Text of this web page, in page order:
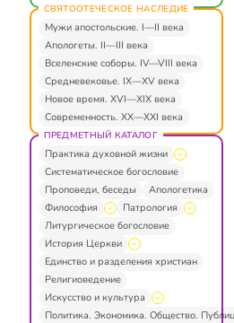
СВЯТООТЕЧЕСКОЕ НАСЛЕДИЕ
Мужи апостольские. I—II века
Апологеты. II—III века
Вселенские соборы. IV—VIII века
Средневековье. IX—XV века
Новое время. XVI—XIX века
Современность. XX—XXI века
ПРЕДМЕТНЫЙ КАТАЛОГ
Практика духовной жизни
Систематическое богословие
Проповеди, беседы
Апологетика
Философия
Патрология
Литургическое богословие
История Церкви
Единство и разделения христиан
Религиоведение
Искусство и культура
Политика. Экономика. Общество.